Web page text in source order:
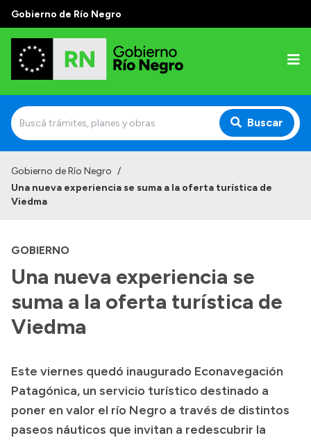
Gobierno de Río Negro
Buscar
Autoridades
Autoridades y Organismos
Discursos en la Legislatura
Casa de Gobierno
Acerca de Río Negro
Geografía
Invertí en Río Negro
Gobierno de Río Negro /
Una nueva experiencia se suma a la oferta turística de
Viedma
GOBIERNO
Una nueva experiencia se
suma a la oferta turística de
Viedma
Este viernes quedó inaugurado Econavegación
Patagónica, un servicio turístico destinado a
poner en valor el río Negro a través de distintos
paseos náuticos que invitan a redescubrir la